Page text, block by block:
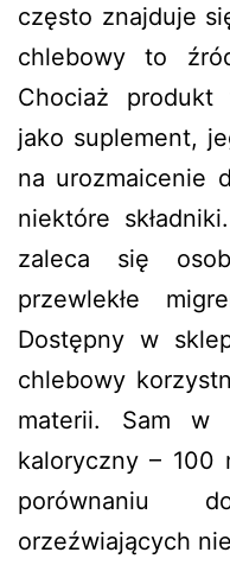
często znajduje
chlebowy to
Chociaż
jako suplement,
na urozmaicenie
niektóre
zaleca się
przewlekłe
Dostępny w
chlebowy
materii. Sam w
kaloryczny – 100
porównaniu
orzeźwiających